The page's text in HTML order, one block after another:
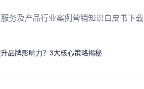
服务及产品行业案例营销知识白皮书下载
品牌影响力？3大核心策略揭秘